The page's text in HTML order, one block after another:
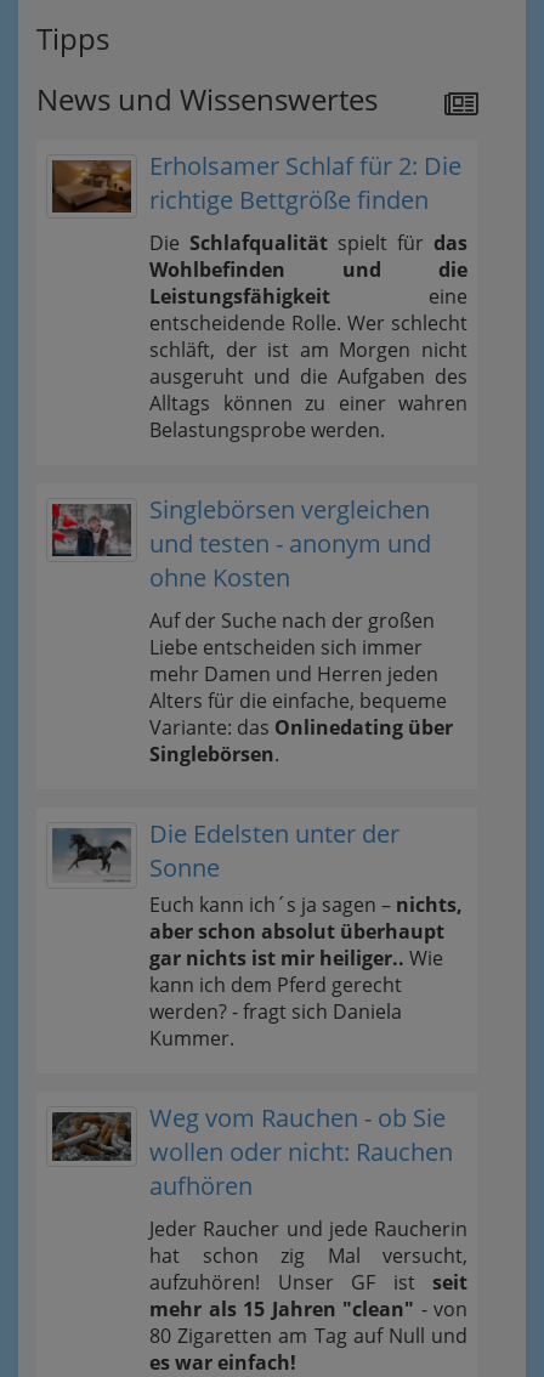
Tipps
News und Wissenswertes
Erholsamer Schlaf für 2: Die
richtige Bettgröße finden
Die Schlafqualität spielt für das
Wohlbefinden und die
Leistungsfähigkeit eine
entscheidende Rolle. Wer schlecht
schläft, der ist am Morgen nicht
ausgeruht und die Aufgaben des
Alltags können zu einer wahren
Belastungsprobe werden.
Singlebörsen vergleichen
und testen - anonym und
ohne Kosten
Auf der Suche nach der großen
Liebe entscheiden sich immer
mehr Damen und Herren jeden
Alters für die einfache, bequeme
Variante: das Onlinedating über
Singlebörsen.
Die Edelsten unter der
Sonne
Euch kann ich´s ja sagen – nichts,
aber schon absolut überhaupt
gar nichts ist mir heiliger.. Wie
kann ich dem Pferd gerecht
werden? - fragt sich Daniela
Kummer.
Weg vom Rauchen - ob Sie
wollen oder nicht: Rauchen
aufhören
Jeder Raucher und jede Raucherin
hat schon zig Mal versucht,
aufzuhören! Unser GF ist seit
mehr als 15 Jahren "clean" - von
80 Zigaretten am Tag auf Null und
es war einfach!